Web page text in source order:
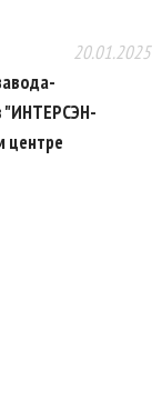
20.01.2025
"ИНТЕРСЭН-
центре